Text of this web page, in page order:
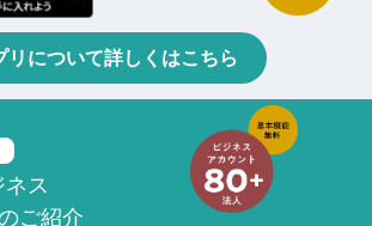
リについて詳しくはこちら
ス
ご紹介